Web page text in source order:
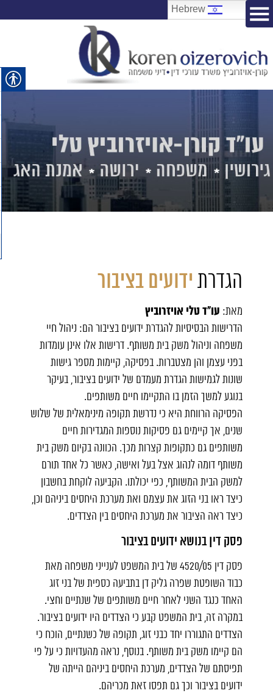
הגדרת ידועים בציבור
מאת: עו"ד טלי אויזרוביץ
הדרישות הבסיסיות להגדרת ידועים בציבור הם: ניהול חיי
משפחה וניהול משק בית משותף. דרישות אלו אינן עומדות
בפני עצמן והן מצטברות. בפסיקה, קיימות מספר גישות
שונות לגמישות הגדרת מעמדם של ידועים בציבור, בעיקר
בנוגע למשך הזמן בו התקיימו חיים משותפים.
הפסיקה הרווחת היא כי נדרשת תקופה מינימאלית של שלוש
שנים, אך קיימים גם פסיקות נוספות המגדירות חיים
משותפים גם כתקופות קצרות מכך. הכוונה בקיום משק בית
משותף דומה לנהוג אצל בעל ואישה, כאשר כל אחד תורם
למשק הבית המשותף, כפי יכולתו. הקביעה לוקחת בחשבון
כיצד ראו בני הזוג את עצמם ואת מערכת היחסים ביניהם וכן,
כיצד ראה הציבור את מערכת היחסים בין הצדדים.
פסק דין בנושא ידועים בציבור
פסק דין 4520/05 של בית המשפט לענייני משפחה מאת
כבוד השופטת שפרה גליק דן בתביעה כספית של בני זוג
האחד כנגד השני לאחר חיים משותפים של שנתיים וחצי.
במקרה זה, בית המשפט קבע כי הצדדים היו ידועים בציבור.
הצדדים התגוררו יחד כבני זוג, תקופה של כשנתיים, הוכח כי
הם קיימו משק בית משותף. בנוסף, נראה מהעדויות כי על פי
תפיסתם של הצדדים, מערכת היחסים ביניהם הייתה של
ידועים בציבור וכך גם תפסו זאת מכריהם.